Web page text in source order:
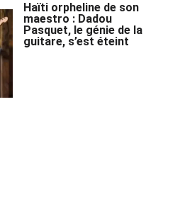
Haïti orpheline de son
maestro : Dadou
Pasquet, le génie de la
guitare, s’est éteint